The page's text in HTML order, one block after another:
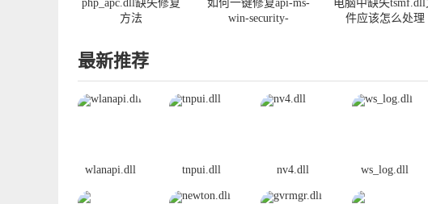
php_apc.dll缺失修复
方法
如何一键修复api-ms-
win-security-
电脑中缺失tsmf.dll
件应该怎么处理
最新推荐
wlanapi.dll tnpui.dll nv4.dll ws_log.dll